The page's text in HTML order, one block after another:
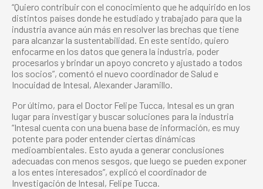
“Quiero contribuir con el conocimiento que he adquirido en los
distintos países donde he estudiado y trabajado para que la
industria avance aún más en resolver las brechas que tiene
para alcanzar la sustentabilidad. En este sentido, quiero
enfocarme en los datos que genera la industria, poder
procesarlos y brindar un apoyo concreto y ajustado a todos
los socios”, comentó el nuevo coordinador de Salud e
Inocuidad de Intesal, Alexander Jaramillo.
Por último, para el Doctor Felipe Tucca, Intesal es un gran
lugar para investigar y buscar soluciones para la industria
“Intesal cuenta con una buena base de información, es muy
potente para poder entender ciertas dinámicas
medioambientales. Esto ayuda a generar conclusiones
adecuadas con menos sesgos, que luego se pueden exponer
a los entes interesados”, explicó el coordinador de
Investigación de Intesal, Felipe Tucca.